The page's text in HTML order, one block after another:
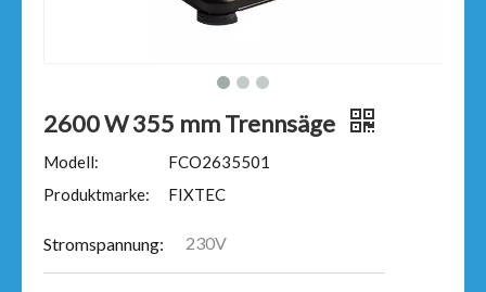
2600 W 355 mm Trennsäge
Modell:
FCO2635501
Produktmarke:
FIXTEC
Stromspannung: 230V